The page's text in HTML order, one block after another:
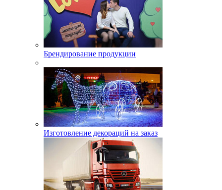
Брендирование продукции
Изготовление декораций на заказ